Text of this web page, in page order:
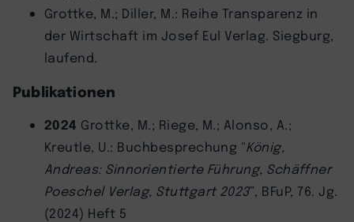
Grottke, M.; Diller, M.: Reihe Transparenz in
der Wirtschaft im Josef Eul Verlag. Siegburg,
laufend.
Publikationen
2024 Grottke, M.; Riege, M.; Alonso, A.;
Kreutle, U.: Buchbesprechung "König,
Andreas: Sinnorientierte Führung, Schäffner
Poeschel Verlag, Stuttgart 2023”, BFuP, 76. Jg.
(2024) Heft 5